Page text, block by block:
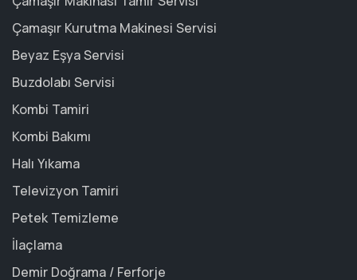
Çamaşır Kurutma Makinesi Servisi
Beyaz Eşya Servisi
Buzdolabı Servisi
Kombi Tamiri
Kombi Bakımı
Halı Yıkama
Televizyon Tamiri
Petek Temizleme
İlaçlama
Demir Doğrama / Ferforje